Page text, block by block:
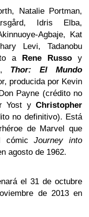
Natalie Portman,
Idris Elba,
Agbaje, Kat
Levi, Tadanobu
a Rene Russo y
Thor: El Mundo
producida por Kevin
Payne (crédito no
Yost y Christopher
no definitivo). Está
de Marvel que
cómicJourney into
agosto de 1962.
el 31 de octubre
de 2013 en